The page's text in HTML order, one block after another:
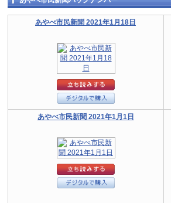
あやべ市民新聞 2021年1月18日
あやべ市民新聞 2021年1月1日